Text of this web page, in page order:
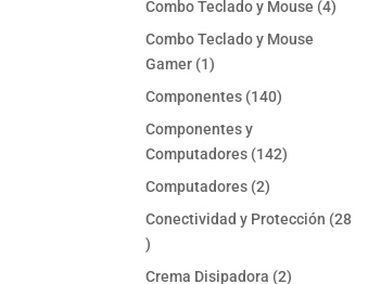
Combo Teclado y Mouse 44
Combo Teclado y Mouse
Gamer 11
producto
Componentes 140140
Componentes y
Computadores 142142
Computadores 22
productos
Conectividad y Protección 28
28
productos
Crema Disipadora 22